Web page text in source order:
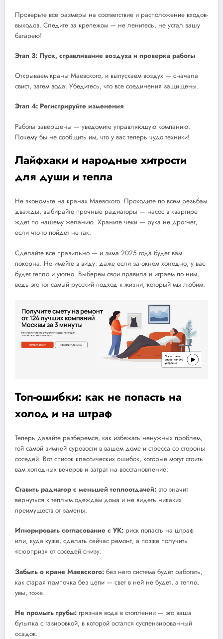
Проверьте все размеры на соответствие и расположение входов-
выходов. Следите за крепежом — не ленитесь, не устал вашу
батарею!
Этап 3: Пуск, стравливание воздуха и проверка работы
Открываем краны Маевского, и выпускаем воздух — сначала
свист, затем вода. Убедитесь, что все соединения защищены.
Этап 4: Регистрируйте изменения
Работы завершены — уведомите управляющую компанию.
Почему бы не сообщить им, что у вас теперь чудо техники!
Лайфхаки и народные хитрости
для души и тепла
Не экономьте на кранах Маевского. Проходите по всем резьбам
дважды, выбирайте прочные радиаторы — насос в квартире
ждет по нашему желанию. Храните чеки — рука не дрогнет,
если что-то пойдет не так.
Сделайте все правильно — и зима 2025 года будет вам
покорна. Но имейте в виду: даже если за окном холодно, у вас
будет тепло и уютно. Выберем свои правила и играем по ним,
ведь это тот самый русский подход к жизни, который мы любим.
Топ-ошибки: как не попасть на
холод и на штраф
Теперь давайте разберемся, как избежать ненужных проблем,
той самой зимней суровости в вашем доме и стресса со стороны
соседей. Вот список классических ошибок, которые могут стоить
вам холодных вечеров и затрат на восстановление:
Ставить радиатор с меньшей теплоотдачей: это значит
вернуться к теплым одеждам дома и не видеть никаких
преимуществ от замены.
Игнорировать согласование с УК: риск попасть на штраф
или, куда хуже, сделать сейчас ремонт, а позже получить
«сюрприз» от соседей снизу.
Забыть о кране Маевского: без него система будет работать,
как старая лампочка без цепи — свет в ней не будет, а тепло,
увы, тоже.
Не промыть трубы: грязная вода в отоплении — это ваша
бутылка с газировкой, в которой остался суспензированный
осадок.